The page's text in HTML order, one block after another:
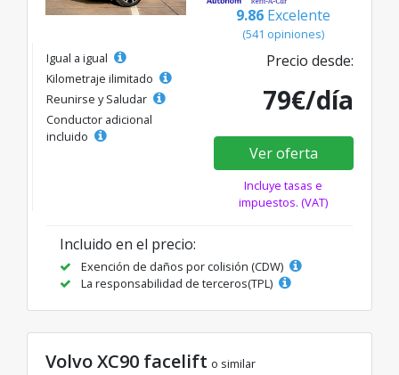
9.86 Excelente
(541 opiniones)
Igual a igual
Kilometraje ilimitado
Reunirse y Saludar
Conductor adicional
incluido
Precio desde:
79€/día
Ver oferta
Incluye tasas e
impuestos. (VAT)
Incluido en el precio:
Exención de daños por colisión (CDW)
La responsabilidad de terceros(TPL)
Volvo XC90 facelift o similar